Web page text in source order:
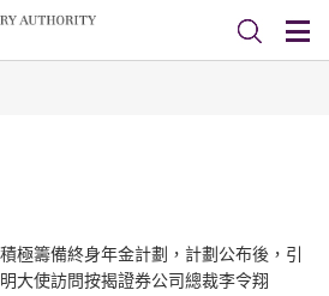
極籌備終身年金計劃，計劃公布後，引
大使訪問按揭證券公司總裁李令翔